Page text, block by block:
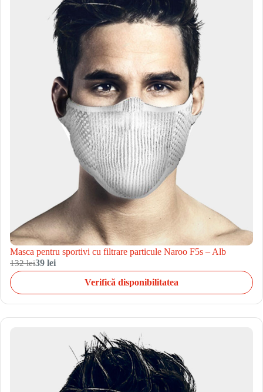
Masca pentru sportivi cu filtrare particule Naroo F5s – Alb
132 lei39 lei
Verifică disponibilitatea